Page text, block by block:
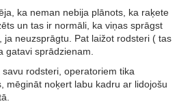
ka neman nebija plānots, ka raķete
un tas ir normāli, ka viņas sprāgst
neuzsprāgtu. Pat laižot rodsteri ( tas
gatavi sprādzienam.
rodsteri, operatoriem tika
noķert labu kadru ar lidojošu